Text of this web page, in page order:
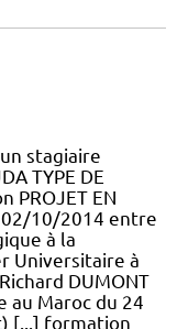
stagiaire
TYPE DE
PROJET EN
02/10/2014 entre
à la
Universitaire à
DUMONT
au Maroc du 24
[...] formation